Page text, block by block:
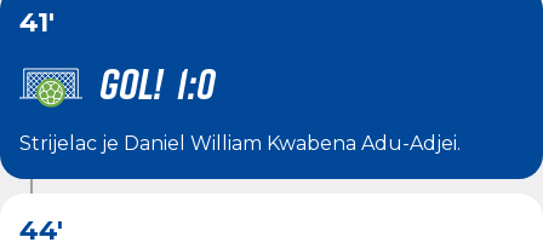
41'
GOL! 1:0
Strijelac je Daniel William Kwabena Adu-Adjei.
44'